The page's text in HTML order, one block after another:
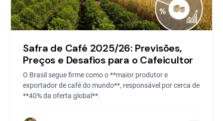
Safra de Café 2025/26: Previsões,
Preços e Desafios para o Cafeicultor
O Brasil segue firme como o **maior produtor e
exportador de café do mundo**, responsável por cerca de
**40% da oferta global**.